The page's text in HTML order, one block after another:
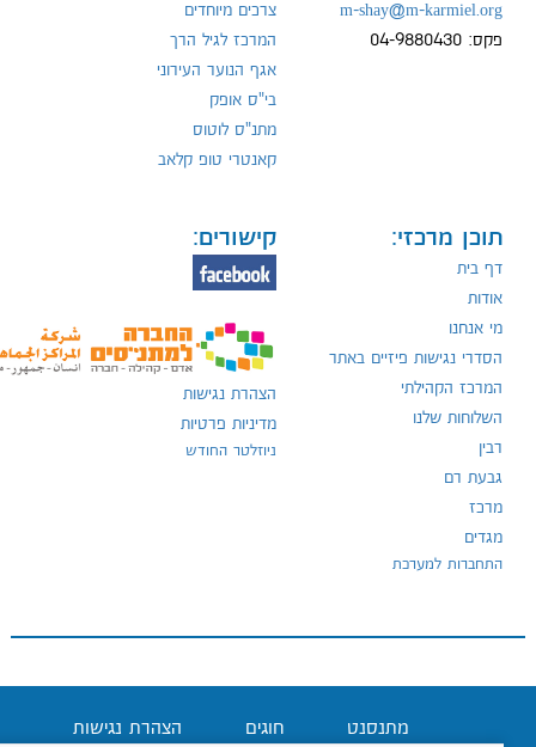
m-shay@m-karmiel.org
פקס: 04-9880430
צרכים מיוחדים
המרכז לגיל הרך
אגף הנוער העירוני
בי"ס אופק
מתנ"ס לוטוס
קאנטרי טופ קלאב
תוכן מרכזי:
דף בית
אודות
מי אנחנו
הסדרי נגישות פיזיים באתר
המרכז הקהילתי
השלוחות שלנו
גבעת רם
מרכז
מגדים
התחברות למערכת
קישורים:
הצהרת נגישות
מדיניות פרטיות
ניוזלטר החודש
מתנסנט חוגים הצהרת נגישות